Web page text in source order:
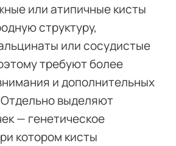
или атипичные кисты
структуру,
или сосудистые
требуют более
и дополнительных
выделяют
— генетическое
котором кисты